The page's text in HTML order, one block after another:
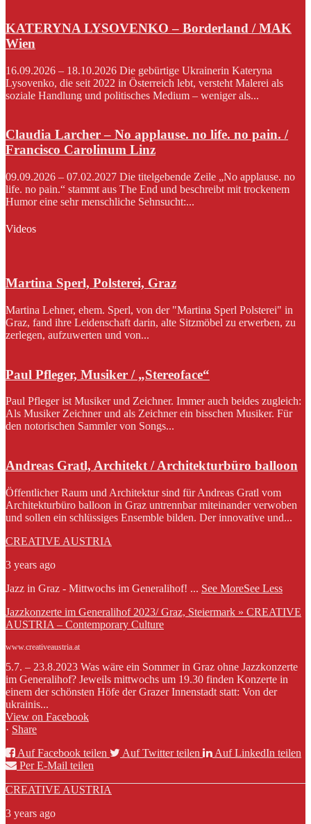
KATERYNA LYSOVENKO – Borderland / MAK
Wien
16.09.2026 – 18.10.2026 Die gebürtige Ukrainerin Kateryna
Lysovenko, die seit 2022 in Österreich lebt, versteht Malerei als
soziale Handlung und politisches Medium – weniger als...
Claudia Larcher – No applause. no life. no pain. /
Francisco Carolinum Linz
09.09.2026 – 07.02.2027 Die titelgebende Zeile „No applause. no
life. no pain.“ stammt aus The End und beschreibt mit trockenem
Humor eine sehr menschliche Sehnsucht:...
Videos
Martina Sperl, Polsterei, Graz
Martina Lehner, ehem. Sperl, von der "Martina Sperl Polsterei" in
Graz, fand ihre Leidenschaft darin, alte Sitzmöbel zu erwerben, zu
zerlegen, aufzuwerten und von...
Paul Pfleger, Musiker / „Stereoface“
Paul Pfleger ist Musiker und Zeichner. Immer auch beides zugleich:
Als Musiker Zeichner und als Zeichner ein bisschen Musiker. Für
den notorischen Sammler von Songs...
Andreas Gratl, Architekt / Architekturbüro balloon
Öffentlicher Raum und Architektur sind für Andreas Gratl vom
Architekturbüro balloon in Graz untrennbar miteinander verwoben
und sollen ein schlüssiges Ensemble bilden. Der innovative und...
CREATIVE AUSTRIA
3 years ago
Jazz in Graz - Mittwochs im Generalihof! ... See MoreSee Less
Jazzkonzerte im Generalihof 2023/ Graz, Steiermark » CREATIVE
AUSTRIA – Contemporary Culture
www.creativeaustria.at
5.7. – 23.8.2023 Was wäre ein Sommer in Graz ohne Jazzkonzerte
im Generalihof? Jeweils mittwochs um 19.30 finden Konzerte in
einem der schönsten Höfe der Grazer Innenstadt statt: Von der
ukrainis...
View on Facebook
· Share
Auf Facebook teilen
Auf Twitter teilen
Auf LinkedIn teilen
Per E-Mail teilen
CREATIVE AUSTRIA
3 years ago